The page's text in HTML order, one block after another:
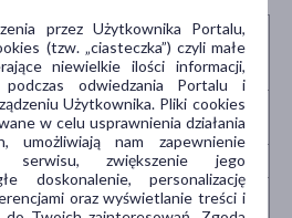
100 g
w 100 ml
gotowego
mleka
ZDS* /
100 ml
kJ /
kcal
282 kJ / 67 kcal -
21,5 g
g 0,6 g -
przez Użytkownika Portalu,
(tzw. „ciasteczka”) czyli małe
niewielkie ilości informacji,
odwiedzania Portalu i
Użytkownika. Pliki cookies
w celu usprawnienia działania
umożliwiają nam zapewnienie
serwisu, zwiększenie jego
doskonalenie, personalizację
oraz wyświetlanie treści i